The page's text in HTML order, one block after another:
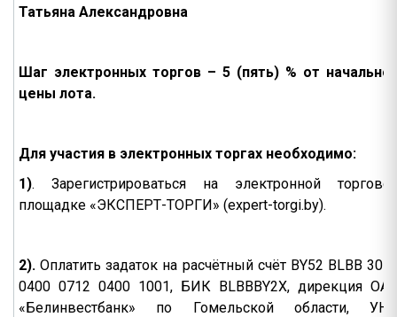
Татьяна Александровна
Шаг электронных торгов – 5 (пять) % от
цены лота.
Для участия в электронных торгах необходимо:
1). Зарегистрироваться на электронной
площадке «ЭКСПЕРТ-ТОРГИ» (expert-torgi.by).
2). Оплатить задаток на расчётный счёт BY52 BLBB
0400 0712 0400 1001, БИК BLBBBY2X, дирекция
«Белинвестбанк» по Гомельской области,